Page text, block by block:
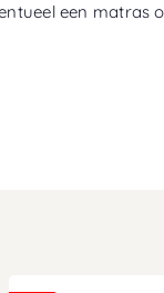
een matras